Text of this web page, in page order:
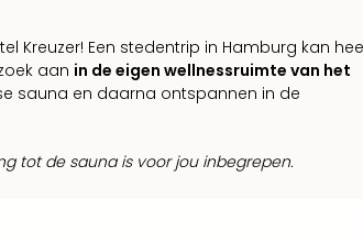
Kreuzer! Een stedentrip in Hamburg kan
aan in de eigen wellnessruimte van het
sauna en daarna ontspannen in de
tot de sauna is voor jou inbegrepen.